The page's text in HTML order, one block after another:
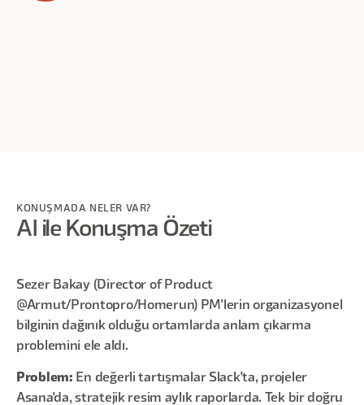
KONUŞMADA NELER VAR?
AI ile Konuşma Özeti
Sezer Bakay (Director of Product
@Armut/Prontopro/Homerun) PM'lerin organizasyonel
bilginin dağınık olduğu ortamlarda anlam çıkarma
problemini ele aldı.
Problem: En değerli tartışmalar Slack'ta, projeler
Asana'da, stratejik resim aylık raporlarda. Tek bir doğru